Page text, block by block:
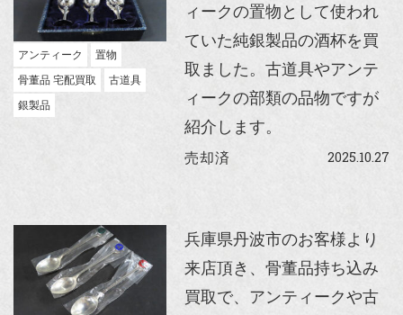
アンティーク
置物
骨董品 宅配買取
古道具
銀製品
ィークの置物として使われ
ていた純銀製品の酒杯を買
取ました。古道具やアンテ
ィークの部類の品物ですが
紹介します。
売却済 2025.10.27
兵庫県丹波市のお客様より
来店頂き、骨董品持ち込み
買取で、アンティークや古